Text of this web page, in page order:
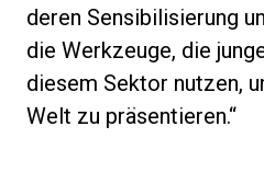
deren Sensibilisierung
die Werkzeuge, die
diesem Sektor nutzen,
Welt zu präsentieren.“